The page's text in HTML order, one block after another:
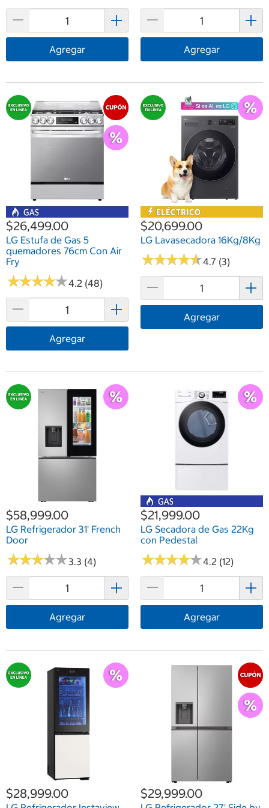
Agregar Agregar
$26,499.00
LG Estufa de Gas 5
quemadores 76cm Con Air
Fry
★★★★★
★★★★★4.2 (48)
Agregar
$20,699.00
LG Lavasecadora 16Kg/8Kg
★★★★★
★★★★★4.7 (3)
Agregar
$58,999.00
LG Refrigerador 31' French
Door
★★★★★
★★★★★3.3 (4)
Agregar
$21,999.00
LG Secadora de Gas 22Kg
con Pedestal
★★★★★
★★★★★4.2 (12)
Agregar
$28,999.00 $29,999.00